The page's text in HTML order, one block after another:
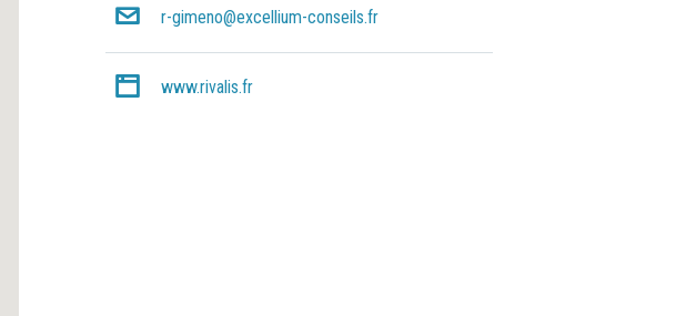
r-gimeno@excellium-conseils.fr
www.rivalis.fr